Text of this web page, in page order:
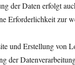
der Daten erfolgt
Erforderlichkeit zur
und Erstellung von
der